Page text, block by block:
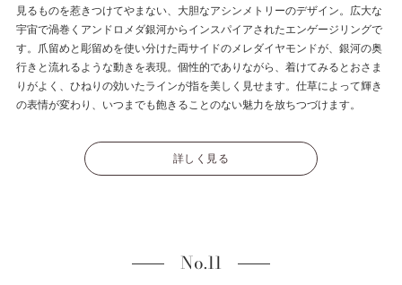
見るものを惹きつけてやまない、大胆なアシンメトリーのデザイン。広大な
宇宙で渦巻くアンドロメダ銀河からインスパイアされたエンゲージリングで
す。爪留めと彫留めを使い分けた両サイドのメレダイヤモンドが、銀河の奥
行きと流れるような動きを表現。個性的でありながら、着けてみるとおさま
りがよく、ひねりの効いたラインが指を美しく見せます。仕草によって輝き
の表情が変わり、いつまでも飽きることのない魅力を放ちつづけます。
詳しく見る
No.11